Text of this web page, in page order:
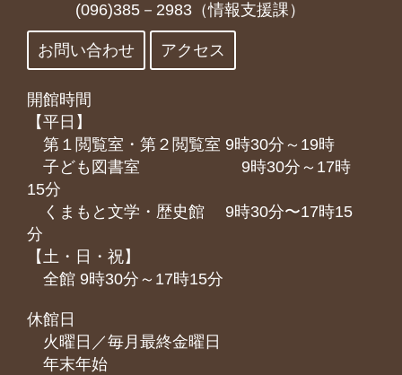
(096)385－2983（情報支援課）
お問い合わせ アクセス
開館時間
【平日】
第１閲覧室・第２閲覧室 9時30分～19時
子ども図書室 9時30分～17時
15分
くまもと⽂学・歴史館 9時30分〜17時15
分
【土・日・祝】
全館 9時30分～17時15分
休館日
火曜日／毎月最終金曜日
年末年始